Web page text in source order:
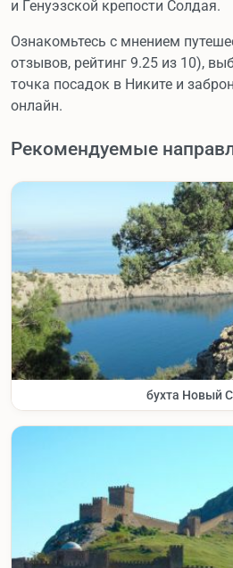
и Генуэзской крепости Солдая.
Ознакомьтесь с мнением
отзывов, рейтинг 9.25 из 10),
точка посадок в Никите и
онлайн.
Рекомендуемые
бухта Новый